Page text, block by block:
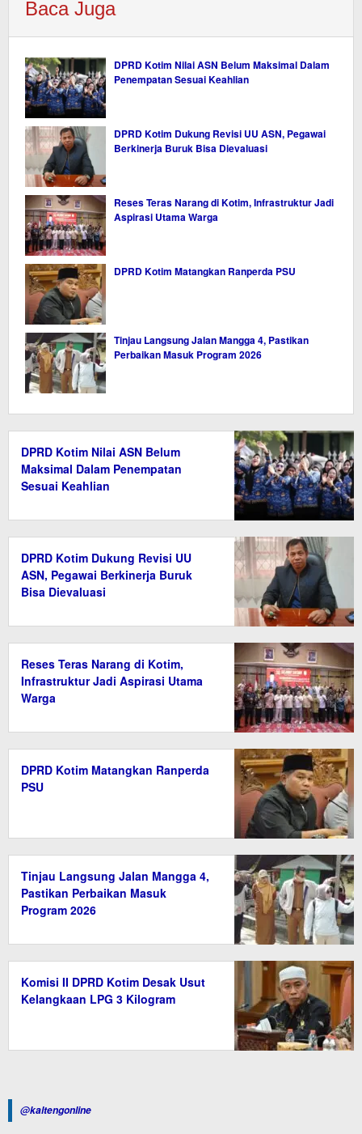
Baca Juga
DPRD Kotim Nilai ASN Belum Maksimal Dalam
Penempatan Sesuai Keahlian
DPRD Kotim Dukung Revisi UU ASN, Pegawai
Berkinerja Buruk Bisa Dievaluasi
Reses Teras Narang di Kotim, Infrastruktur Jadi
Aspirasi Utama Warga
DPRD Kotim Matangkan Ranperda PSU
Tinjau Langsung Jalan Mangga 4, Pastikan
Perbaikan Masuk Program 2026
DPRD Kotim Nilai ASN Belum
Maksimal Dalam Penempatan
Sesuai Keahlian
DPRD Kotim Dukung Revisi UU
ASN, Pegawai Berkinerja Buruk
Bisa Dievaluasi
Reses Teras Narang di Kotim,
Infrastruktur Jadi Aspirasi Utama
Warga
DPRD Kotim Matangkan Ranperda
PSU
Tinjau Langsung Jalan Mangga 4,
Pastikan Perbaikan Masuk
Program 2026
Komisi II DPRD Kotim Desak Usut
Kelangkaan LPG 3 Kilogram
@kaltengonline